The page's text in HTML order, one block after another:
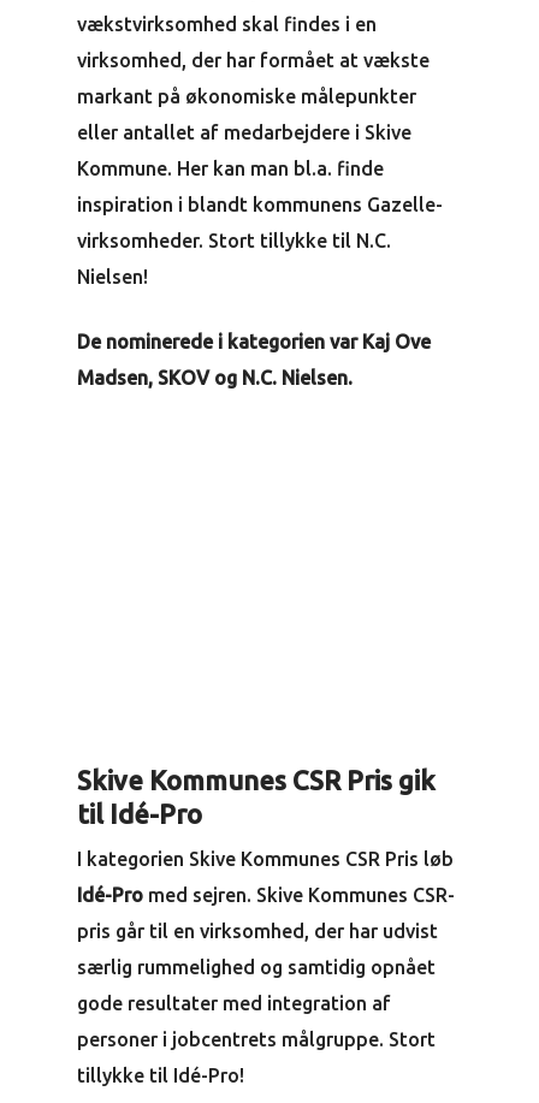
vækstvirksomhed skal findes i en
virksomhed, der har formået at vækste
markant på økonomiske målepunkter
eller antallet af medarbejdere i Skive
Kommune. Her kan man bl.a. finde
inspiration i blandt kommunens Gazelle-
virksomheder. Stort tillykke til N.C.
Nielsen!
De nominerede i kategorien var Kaj Ove
Madsen, SKOV og N.C. Nielsen.
Skive Kommunes CSR Pris gik
til Idé-Pro
I kategorien Skive Kommunes CSR Pris løb
Idé-Pro med sejren. Skive Kommunes CSR-
pris går til en virksomhed, der har udvist
særlig rummelighed og samtidig opnået
gode resultater med integration af
personer i jobcentrets målgruppe. Stort
tillykke til Idé-Pro!